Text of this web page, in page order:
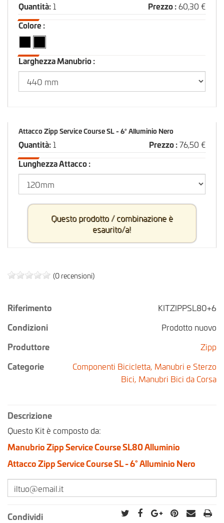
(0 recensioni)
Riferimento
KITZIPPSL80+6
Condizioni
Prodotto nuovo
Produttore
Zipp
Categorie
Componenti Bicicletta, Manubri e Sterzo
Bici, Manubri Bici da Corsa
Descrizione
Questo Kit è composto da:
Manubrio Zipp Service Course SL80 Alluminio
Attacco Zipp Service Course SL - 6° Alluminio Nero
Condividi
Quantità:1 Prezzo :60,30 €
Colore :
Larghezza Manubrio :
Attacco Zipp Service Course SL - 6° Alluminio Nero
Quantità:1 Prezzo :76,50 €
Lunghezza Attacco :
Questo prodotto / combinazione è
esaurito/a!